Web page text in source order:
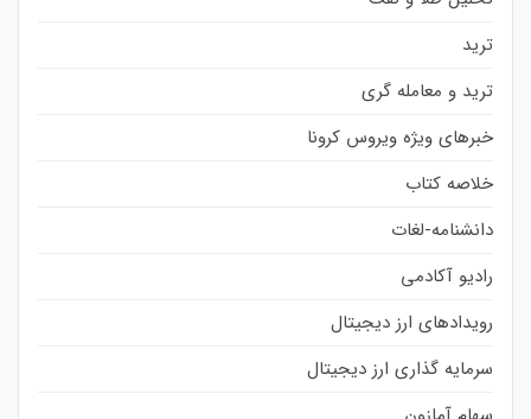
ترید
ترید و معامله گری
خبرهای ویژه ویروس کرونا
خلاصه کتاب
دانشنامه-لغات
رادیو آکادمی
رویدادهای ارز دیجیتال
سرمایه گذاری ارز دیجیتال